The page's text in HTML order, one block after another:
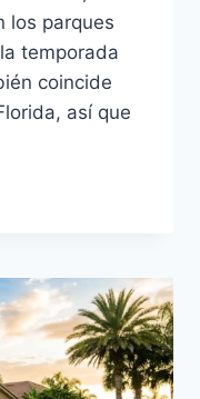
los parques
temporada
coincide
así que